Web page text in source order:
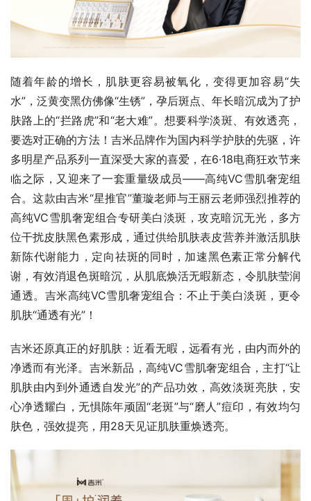
随着年龄的增长，肌肤更容易被氧化，变得更加容易“失
水”，泛黄变黑仿佛像“生锈”，孕后斑点、年长暗沉成为了护
肤路上的“拦路虎”和“老大难”。想要科学淡斑、有效透亮，
要选对正确的方法！吉米品牌作为国内科学护肤的先驱，许
多明星产品系列一直深受大家的喜爱，在6·18电商狂欢节来
临之际，又迎来了一套重量级成员——高纯VC雪肌奢宠组
合。这款由吉米“星推官”董璇老师与王丽云老师强烈推荐的
高纯VC雪肌奢宠组合专研美白淡斑，攻克暗沉无光，多方
位干扰皮肤黑色素形成，通过供给肌肤表皮营养并激活肌肤
新陈代谢能力，定向祛斑的同时，加速黑色素正常分解代
谢，有效消退色斑暗沉，从肌底焕活无暇新态，令肌肤莹润
通透。吉米高纯VC雪肌奢宠组合：不止于美白淡斑，更令
肌肤“通透有光”！
吉米还原真正的好肌肤：近看无暇，远看有光，由内而外的
净透而有光泽。吉米新品，高纯VC雪肌奢宠组合，主打“让
肌肤由内到外通透自发光”的产品功效，高效淡斑亮肤，安
心净透耀白，无惧陈年顽固“老斑”与“磨人”痘印，有效均匀
肤色，强效提亮，用28天见证肌肤重焕透亮。